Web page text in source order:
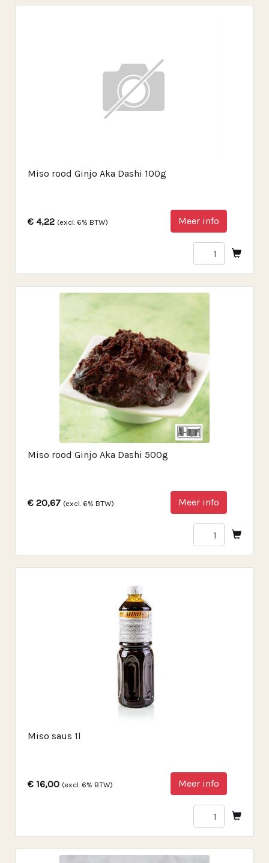
Miso rood Ginjo Aka Dashi 100g
€ 4,22 (excl. 6% BTW) Meer info
Miso rood Ginjo Aka Dashi 500g
€ 20,67 (excl. 6% BTW) Meer info
Miso saus 1l
€ 16,00 (excl. 6% BTW) Meer info